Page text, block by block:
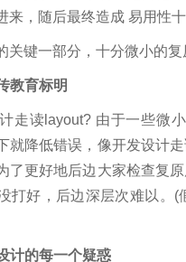
来，随后最终造成 易用性
关键一部分，十分微小的
教育标明
走读layout? 由于一些微
就降低错误，像开发设计
了更好地后边大家检查复
打好，后边深层次难以。
计的每一个疑惑